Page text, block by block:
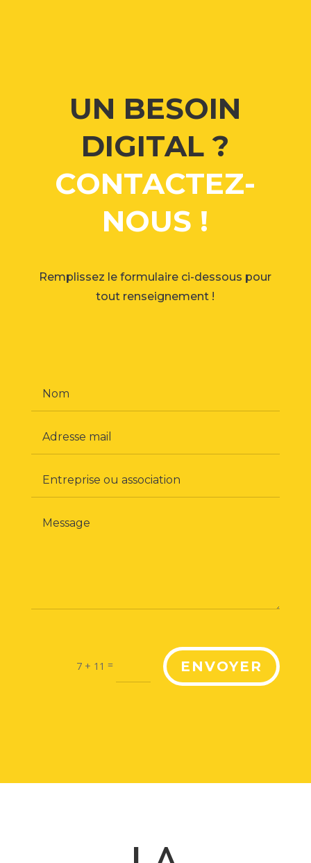
UN BESOIN
DIGITAL ?
CONTACTEZ-
NOUS !
Remplissez le formulaire ci-dessous pour
tout renseignement !
7 + 11 = ENVOYER